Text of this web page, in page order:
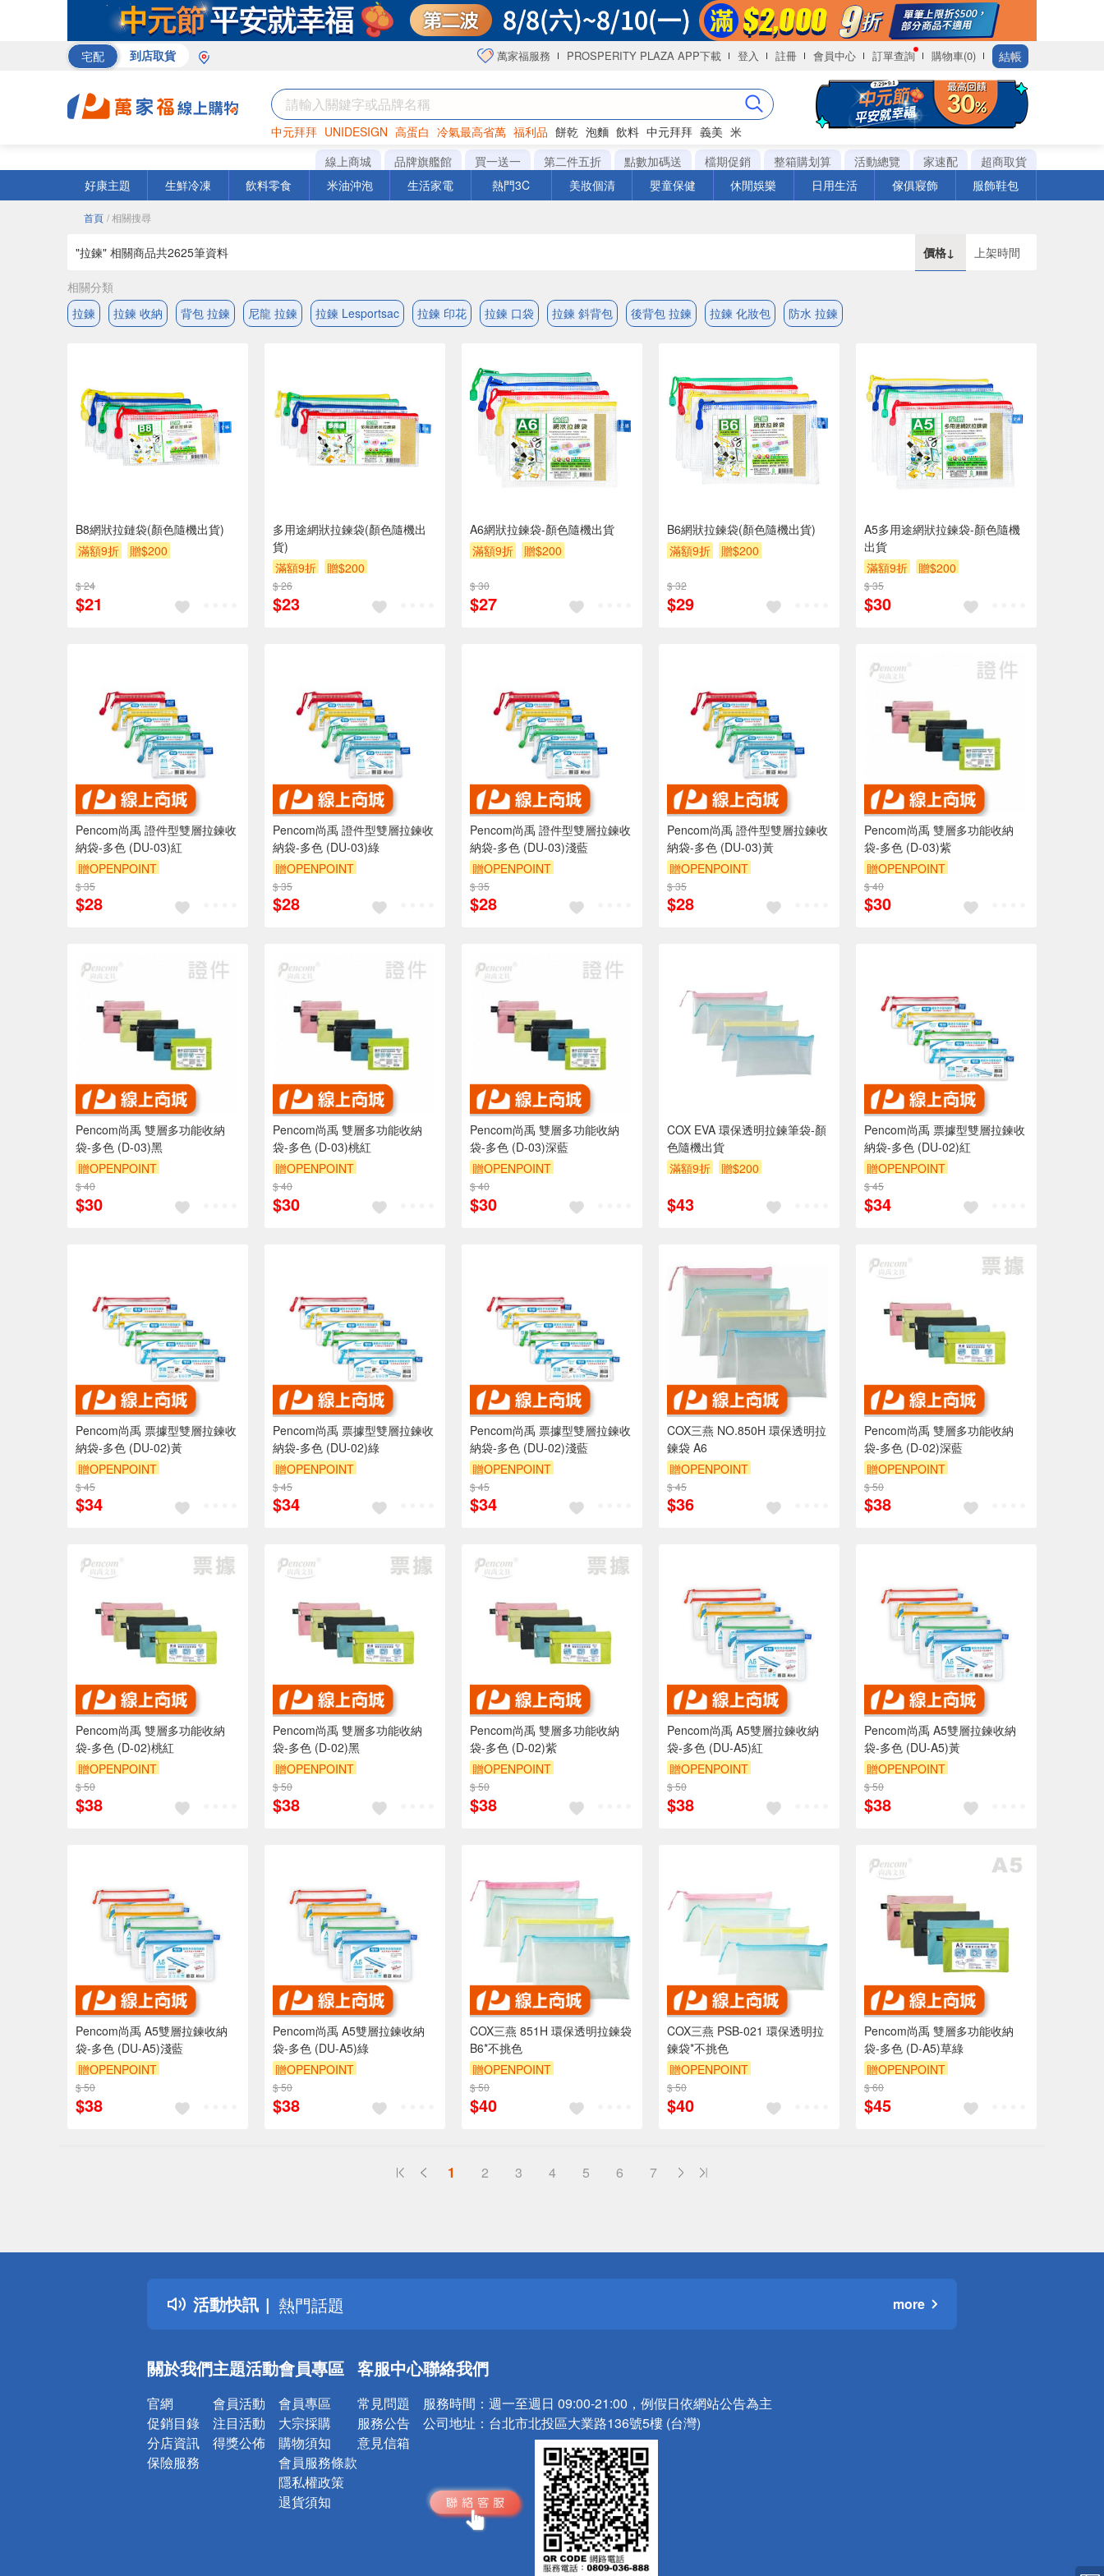
宅配 到店取貨 萬家福服務 PROSPERITY PLAZA APP下載 登入 註冊 會員中心 訂單查詢 購物車(0) 結帳
中元拜拜 UNIDESIGN 高蛋白 冷氣最高省萬 福利品 餅乾 泡麵 飲料 中元拜拜 義美 米
罐頭 海苔 洋芋片
線上商城 品牌旗艦館 買一送一 第二件五折 點數加碼送 檔期促銷 整箱購划算 活動總覽 家速配
超商取貨
好康主題
生鮮冷凍 飲料零食 米油沖泡 生活家電 熱門3C 美妝個清 嬰童保健 休閒娛樂 日用生活 傢俱寢飾 服飾鞋包
首頁 / 相關搜尋
"拉鍊" 相關商品共2625筆資料 價格↓ 上架時間
相關分類
拉鍊
拉鍊 收納 背包 拉鍊 尼龍 拉鍊 拉鍊 Lesportsac 拉鍊 印花 拉鍊 口袋 拉鍊 斜背包 後背包 拉鍊 拉鍊 化妝包 防水 拉鍊
B8網狀拉鏈袋(顏色隨機出貨)
滿額9折
贈$200
$ 24
$21
多用途網狀拉鍊袋(顏色隨機出
貨)
滿額9折
贈$200
$ 26
$23
A6網狀拉鍊袋-顏色隨機出貨
滿額9折
贈$200
$ 30
$27
B6網狀拉鍊袋(顏色隨機出貨)
滿額9折
贈$200
$ 32
$29
A5多用途網狀拉鍊袋-顏色隨機
出貨
滿額9折
贈$200
$ 35
$30
Pencom尚禹 證件型雙層拉鍊收
納袋-多色 (DU-03)紅
贈OPENPOINT
$ 35
$28
Pencom尚禹 證件型雙層拉鍊收
納袋-多色 (DU-03)綠
贈OPENPOINT
$ 35
$28
Pencom尚禹 證件型雙層拉鍊收
納袋-多色 (DU-03)淺藍
贈OPENPOINT
$ 35
$28
Pencom尚禹 證件型雙層拉鍊收
納袋-多色 (DU-03)黃
贈OPENPOINT
$ 35
$28
Pencom尚禹 雙層多功能收納
袋-多色 (D-03)紫
贈OPENPOINT
$ 40
$30
Pencom尚禹 雙層多功能收納
袋-多色 (D-03)黑
贈OPENPOINT
$ 40
$30
Pencom尚禹 雙層多功能收納
袋-多色 (D-03)桃紅
贈OPENPOINT
$ 40
$30
Pencom尚禹 雙層多功能收納
袋-多色 (D-03)深藍
贈OPENPOINT
$ 40
$30
COX EVA 環保透明拉鍊筆袋-顏
色隨機出貨
滿額9折
贈$200
$43
Pencom尚禹 票據型雙層拉鍊收
納袋-多色 (DU-02)紅
贈OPENPOINT
$ 45
$34
Pencom尚禹 票據型雙層拉鍊收
納袋-多色 (DU-02)黃
贈OPENPOINT
$ 45
$34
Pencom尚禹 票據型雙層拉鍊收
納袋-多色 (DU-02)綠
贈OPENPOINT
$ 45
$34
Pencom尚禹 票據型雙層拉鍊收
納袋-多色 (DU-02)淺藍
贈OPENPOINT
$ 45
$34
COX三燕 NO.850H 環保透明拉
鍊袋 A6
贈OPENPOINT
$ 45
$36
Pencom尚禹 雙層多功能收納
袋-多色 (D-02)深藍
贈OPENPOINT
$ 50
$38
Pencom尚禹 雙層多功能收納
袋-多色 (D-02)桃紅
贈OPENPOINT
$ 50
$38
Pencom尚禹 雙層多功能收納
袋-多色 (D-02)黑
贈OPENPOINT
$ 50
$38
Pencom尚禹 雙層多功能收納
袋-多色 (D-02)紫
贈OPENPOINT
$ 50
$38
Pencom尚禹 A5雙層拉鍊收納
袋-多色 (DU-A5)紅
贈OPENPOINT
$ 50
$38
Pencom尚禹 A5雙層拉鍊收納
袋-多色 (DU-A5)黃
贈OPENPOINT
$ 50
$38
Pencom尚禹 A5雙層拉鍊收納
袋-多色 (DU-A5)淺藍
贈OPENPOINT
$ 50
$38
Pencom尚禹 A5雙層拉鍊收納
袋-多色 (DU-A5)綠
贈OPENPOINT
$ 50
$38
COX三燕 851H 環保透明拉鍊袋
B6*不挑色
贈OPENPOINT
$ 50
$40
COX三燕 PSB-021 環保透明拉
鍊袋*不挑色
贈OPENPOINT
$ 50
$40
Pencom尚禹 雙層多功能收納
袋-多色 (D-A5)草綠
贈OPENPOINT
$ 60
$45
1 2 3 4 5 6 7
活動快訊
詐騙網頁！請小心！
得獎公告
熱門話題
銀行優惠
詐騙網頁！請小心！
more
關於我們
官網
促銷目錄
分店資訊
保險服務
主題活動
會員活動
注目活動
得獎公佈
會員專區
會員專區
大宗採購
購物須知
會員服務條款
隱私權政策
退貨須知
客服中心
常見問題
服務公告
意見信箱
聯絡我們
服務時間： 週一至週日 09:00-21:00，例假日依網站公告為主
公司地址： 台北市北投區大業路136號5樓 (台灣)